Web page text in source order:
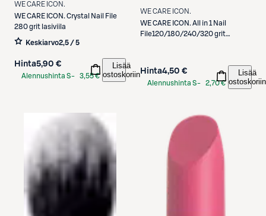
WE CARE ICON.
WE CARE ICON. Crystal Nail File
280 grit lasiviila
Keskiarvo2,5 / 5
Hinta5,90 €
Alennushinta S-
3,55 €
Lisää
ostoskoriin
WE CARE ICON.
WE CARE ICON. All in 1 Nail
File120/180/240/320 grit
Hinta4,50 €
Alennushinta S-
2,70 €
Lisää
ostoskoriin